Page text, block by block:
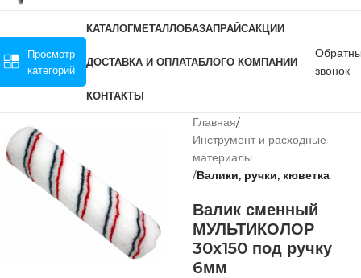
Просмотр
категорий
КАТАЛОГМЕТАЛЛОБАЗАПРАЙСАКЦИИ
ДОСТАВКА И ОПЛАТАБЛОГО КОМПАНИИ
КОНТАКТЫ
звонок
Главная
Инструмент и расходные
материалы
Валики, ручки, кюветка
Валик сменный
МУЛЬТИКОЛОР
30х150 под ручку
6мм